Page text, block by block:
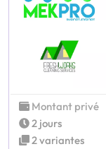
Montant privé
2 jours
2 variantes